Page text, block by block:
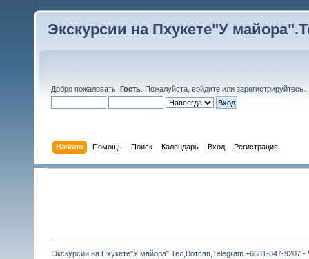
Экскурсии на Пхукете"У
Добро пожаловать, Гость . Пожалуйста, войдите или зарегистрируйтесь
Начало Помощь Поиск Календарь Вход Регистрация
Экскурсии на Пхукете"У майора".Тел,Вотсап,Telegram +6681-847-9207 -